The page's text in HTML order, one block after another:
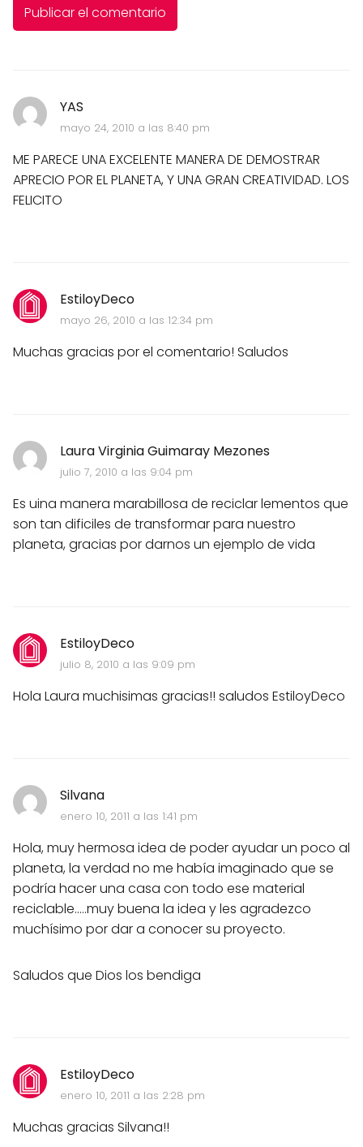
YAS
mayo 24, 2010 a las 8:40 pm
ME PARECE UNA EXCELENTE MANERA DE DEMOSTRAR
APRECIO POR EL PLANETA, Y UNA GRAN CREATIVIDAD. LOS
FELICITO
EstiloyDeco
mayo 26, 2010 a las 12:34 pm
Muchas gracias por el comentario! Saludos
Laura Virginia Guimaray Mezones
julio 7, 2010 a las 9:04 pm
Es uina manera marabillosa de reciclar lementos que
son tan dificiles de transformar para nuestro
planeta, gracias por darnos un ejemplo de vida
EstiloyDeco
julio 8, 2010 a las 9:09 pm
Hola Laura muchisimas gracias!! saludos EstiloyDeco
Silvana
enero 10, 2011 a las 1:41 pm
Hola, muy hermosa idea de poder ayudar un poco al
planeta, la verdad no me había imaginado que se
podría hacer una casa con todo ese material
reciclable.....muy buena la idea y les agradezco
muchísimo por dar a conocer su proyecto.
Saludos que Dios los bendiga
EstiloyDeco
enero 10, 2011 a las 2:28 pm
Muchas gracias Silvana!!